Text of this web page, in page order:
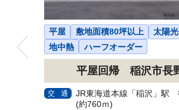
平屋 敷地面積80坪以上
太陽
地中熱
ハーフオーダー
平屋回帰 稲沢市長
交通
JR東海道本線「稲沢」駅
(約760ｍ)